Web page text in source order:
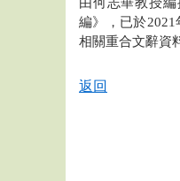
編》，已於
相關重合文辭資
返回